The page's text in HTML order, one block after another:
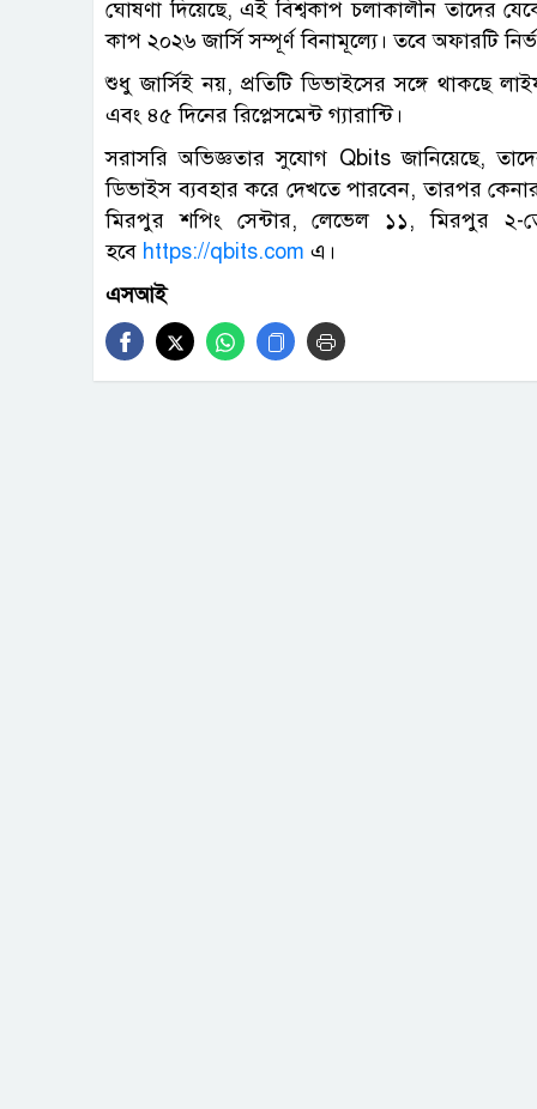
ঘোষণা দিয়েছে, এই বিশ্বকাপ চলাকালীন তাদের
কাপ ২০২৬ জার্সি সম্পূর্ণ বিনামূল্যে। তবে অফারটি
শুধু জার্সিই নয়, প্রতিটি ডিভাইসের সঙ্গে থাকছে
এবং ৪৫ দিনের রিপ্লেসমেন্ট গ্যারান্টি।
সরাসরি অভিজ্ঞতার সুযোগ Qbits জানিয়েছে,
ডিভাইস ব্যবহার করে দেখতে পারবেন, তারপর কেনার
মিরপুর শপিং সেন্টার, লেভেল ১১, মিরপুর ২-
হবে https://qbits.com এ।
এসআই